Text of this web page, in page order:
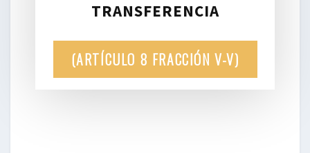
TRANSFERENCIA
(ARTÍCULO 8 FRACCIÓN V-V)